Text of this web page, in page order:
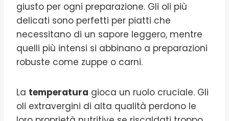
giusto per ogni preparazione. Gli oli più
delicati sono perfetti per piatti che
necessitano di un sapore leggero, mentre
quelli più intensi si abbinano a preparazioni
robuste come zuppe o carni.
La temperatura gioca un ruolo cruciale. Gli
oli extravergini di alta qualità perdono le